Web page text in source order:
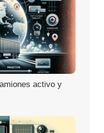
activo y